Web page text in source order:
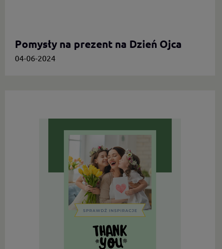
Pomysły na prezent na Dzień Ojca
04-06-2024